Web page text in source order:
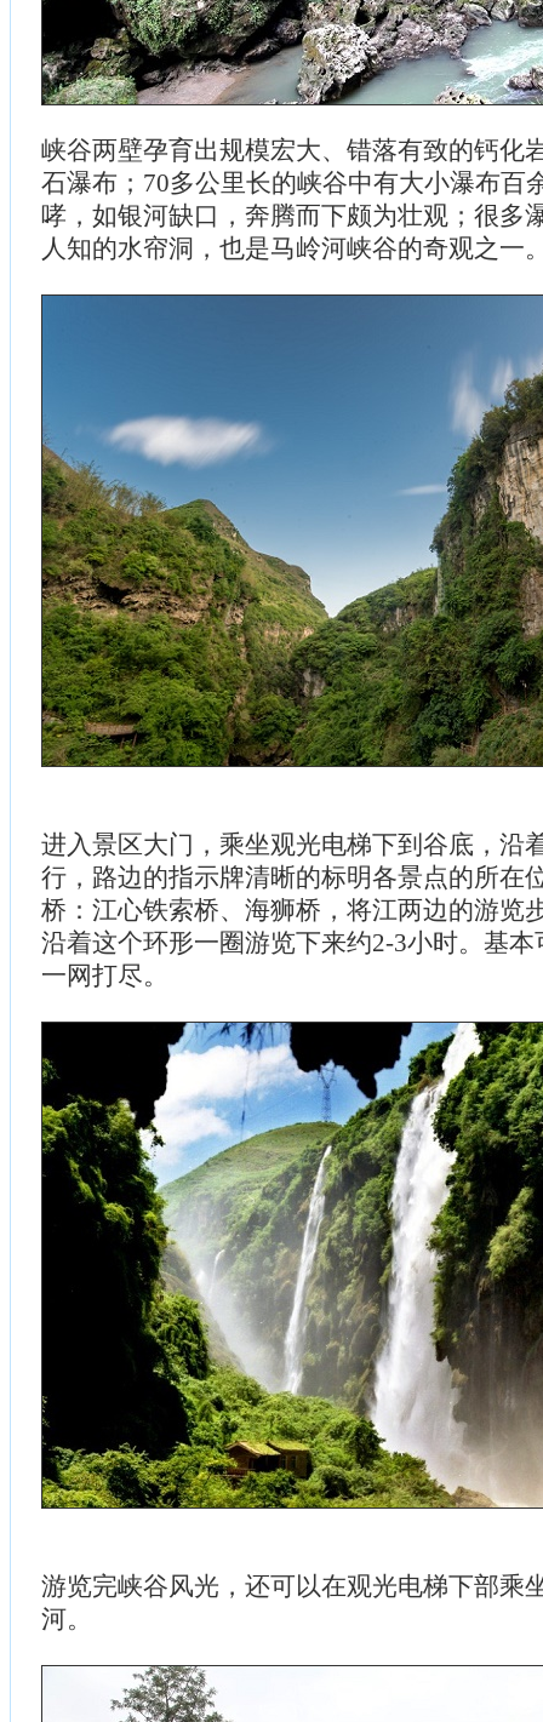
峡谷两壁孕育出规模宏大、错落有致的钙化
石瀑布；70多公里长的峡谷中有大小瀑布百
哮，如银河缺口，奔腾而下颇为壮观；很多
人知的水帘洞，也是马岭河峡谷的奇观之一
进入景区大门，乘坐观光电梯下到谷底，沿
行，路边的指示牌清晰的标明各景点的所在
桥：江心铁索桥、海狮桥，将江两边的游览
沿着这个环形一圈游览下来约2-3小时。基
一网打尽。
游览完峡谷风光，还可以在观光电梯下部乘
河。